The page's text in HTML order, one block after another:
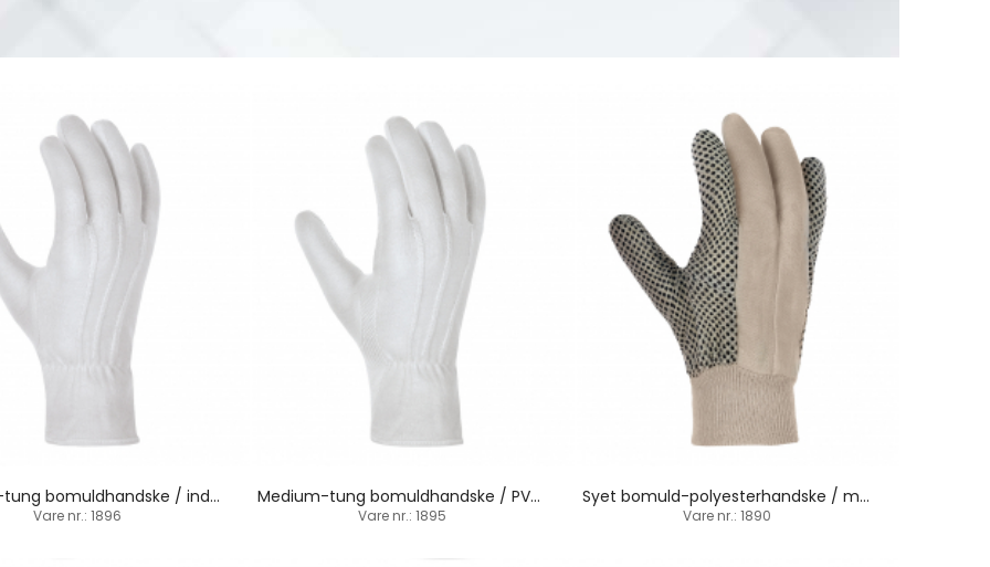
Medium-tung bomuldhandske / indsat tommelfinger
Vare nr.: 1896
Medium-tung bomuldhandske / PVC-dupper / indsat tommelfinger
Vare nr.: 1895
Syet bomuld-polyesterhandske / med dupper / strikbund
Vare nr.: 1890